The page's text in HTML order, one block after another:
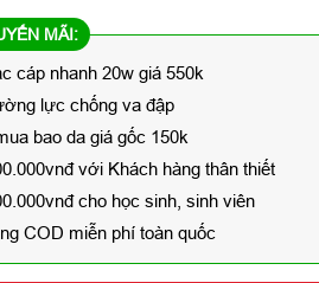
MÃI:
cáp nhanh 20w giá 550k
lực chống va đập
bao da giá gốc 150k
với Khách hàng thân thiết
cho học sinh, sinh viên
COD miễn phí toàn quốc